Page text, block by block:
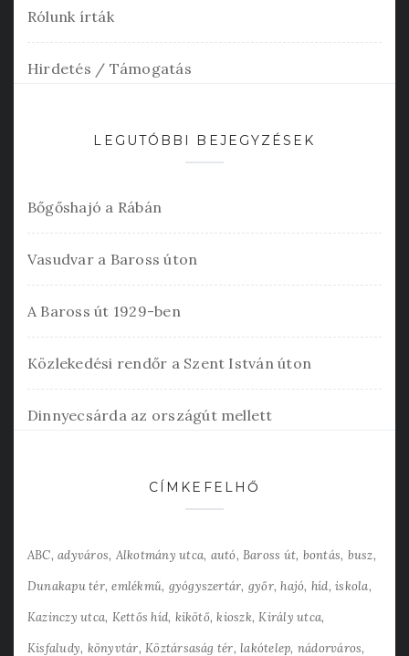
Rólunk írták
Hirdetés / Támogatás
LEGUTÓBBI BEJEGYZÉSEK
Bőgőshajó a Rábán
Vasudvar a Baross úton
A Baross út 1929-ben
Közlekedési rendőr a Szent István úton
Dinnyecsárda az országút mellett
CÍMKEFELHŐ
ABC adyváros Alkotmány utca autó Baross út bontás busz
Dunakapu tér emlékmű gyógyszertár győr hajó híd iskola
Kazinczy utca Kettős híd kikötő kioszk Király utca
Kisfaludy könyvtár Köztársaság tér lakótelep nádorváros